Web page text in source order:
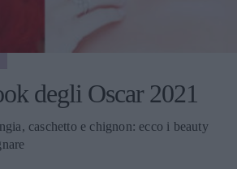
degli Oscar 2021
caschetto e chignon: ecco i beauty